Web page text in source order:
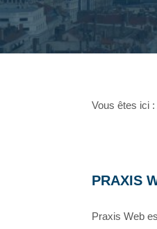
Vous êtes ici :
PRAXIS
Praxis Web